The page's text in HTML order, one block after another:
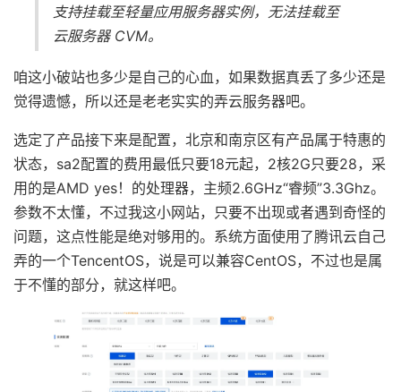
支持挂载至轻量应用服务器实例，无法挂载至
云服务器 CVM。
咱这小破站也多少是自己的心血，如果数据真丢了多少还是
觉得遗憾，所以还是老老实实的弄云服务器吧。
选定了产品接下来是配置，北京和南京区有产品属于特惠的
状态，sa2配置的费用最低只要18元起，2核2G只要28，采
用的是AMD yes！的处理器，主频2.6GHz“睿频”3.3Ghz。
参数不太懂，不过我这小网站，只要不出现或者遇到奇怪的
问题，这点性能是绝对够用的。系统方面使用了腾讯云自己
弄的一个TencentOS，说是可以兼容CentOS，不过也是属
于不懂的部分，就这样吧。